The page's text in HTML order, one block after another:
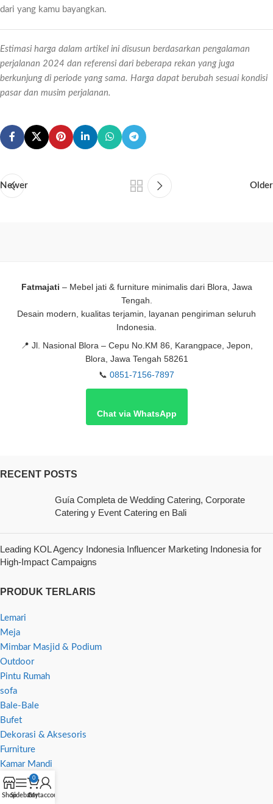
dari yang kamu bayangkan.
Estimasi harga dalam artikel ini disusun berdasarkan pengalaman
perjalanan 2024 dan referensi dari beberapa rekan yang juga
berkunjung di periode yang sama. Harga dapat berubah sesuai kondisi
pasar dan musim perjalanan.
Newer Older
Fatmajati – Mebel jati & furniture minimalis dari Blora, Jawa
Tengah.
Desain modern, kualitas terjamin, layanan pengiriman seluruh
Indonesia.
📍 Jl. Nasional Blora – Cepu No.KM 86, Karangpace, Jepon,
Blora, Jawa Tengah 58261
📞 0851-7156-7897
Chat via WhatsApp
RECENT POSTS
Guía Completa de Wedding Catering, Corporate
Catering y Event Catering en Bali
Leading KOL Agency Indonesia Influencer Marketing Indonesia for
High-Impact Campaigns
PRODUK TERLARIS
Lemari
Meja
Mimbar Masjid & Podium
Outdoor
Pintu Rumah
sofa
Bale-Bale
Bufet
Dekorasi & Aksesoris
Furniture
Kamar Mandi
Kitchen Set
kursi
ShopSidebar
0
Cart
My account